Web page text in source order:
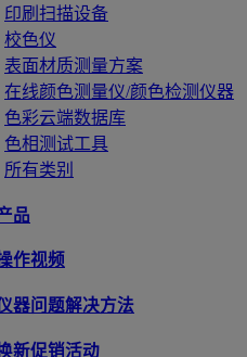
印刷扫描设备
校色仪
表面材质测量方案
在线颜色测量仪/颜色检测仪器
色彩云端数据库
色相测试工具
所有类别
品
作视频
器问题解决方法
新促销活动